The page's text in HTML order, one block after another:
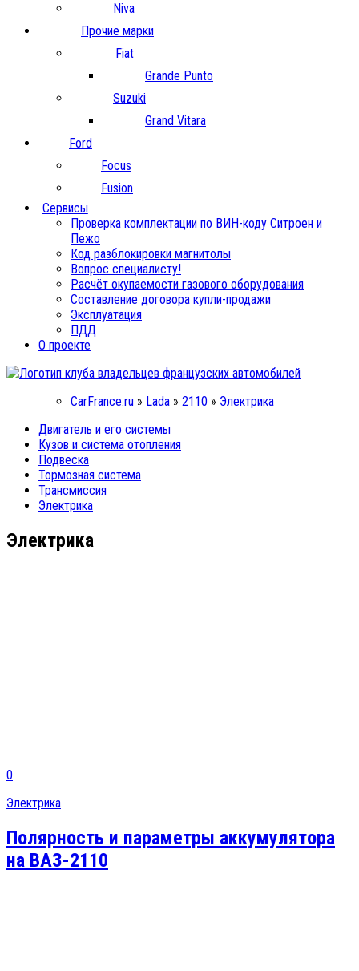
Niva
Прочие марки
Fiat
Grande Punto
Suzuki
Grand Vitara
Ford
Focus
Fusion
Сервисы
Проверка комплектации по ВИН-коду Ситроен и
Пежо
Код разблокировки магнитолы
Вопрос специалисту!
Расчёт окупаемости газового оборудования
Составление договора купли-продажи
Эксплуатация
ПДД
О проекте
CarFrance.ru » Lada » 2110 » Электрика
Двигатель и его системы
Кузов и система отопления
Подвеска
Тормозная система
Трансмиссия
Электрика
Электрика
0
Электрика
Полярность и параметры аккумулятора
на ВАЗ-2110